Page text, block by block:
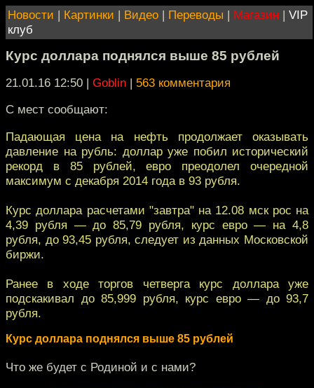
Новости | Картинки | Видео | Переводы | Магазин | VIP
клуб
Курс доллара поднялся выше 85 рублей
21.01.16 12:50 | Goblin | 563 комментария
С мест сообщают:
Падающая цена на нефть продолжает оказывать
давление на рубль: доллар уже побил исторический
рекорд в 85 рублей, евро преодолел очередной
максимум с декабря 2014 года в 93 рубля.
Курс доллара расчетами "завтра" на 12.08 мск рос на
4,39 рубля — до 85,79 рубля, курс евро — на 4,8
рубля, до 93,45 рубля, следует из данных Московской
биржи.
Ранее в ходе торгов четверга курс доллара уже
подскакивал до 85,999 рубля, курс евро — до 93,7
рубля.
Курс доллара поднялся выше 85 рублей
Что же будет с Родиной и с нами?